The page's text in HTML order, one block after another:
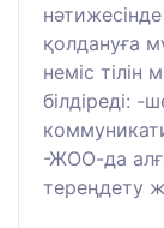
қолдануға
неміс тілін
білдіреді:
-ЖОО-да
тереңдету